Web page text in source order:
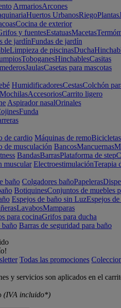
ArmariosArcones
Huertos UrbanosRiegoPlantas
Cocina de exterior
y fuentesEstatuasMacetas
de jardínFundas de jardín
Limpieza de piscinasDucha
ToboganesHinchablesCasitas
JaulasCasetas para mascotas
HumidificadoresCestasColchón
MochilasAccesoriosCarrito ligero
Aspirador nasalOrinales
Funda
de cardio Máquinas de remo
de musculación BancosMancuernas
BandasBarrasPlataforma de step
muscular ElectroestimulaciónTerapia
baño Colgadores bañoPapeleras
BotiquinesConjuntos de muebles
Espejos de baño sin LuzEspejos
LavabosMamparas
para cocinaGrifos para ducha
baño Barras de seguridad para baño
Todas las promociones
y servicios son aplicados en el
(IVA incluido*)